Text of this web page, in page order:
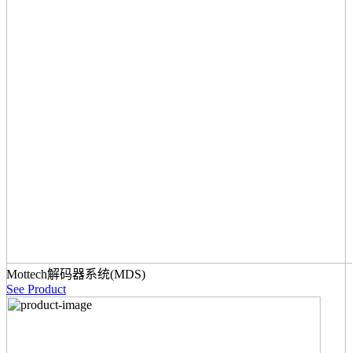
Mottech解码器系统(MDS)
See Product